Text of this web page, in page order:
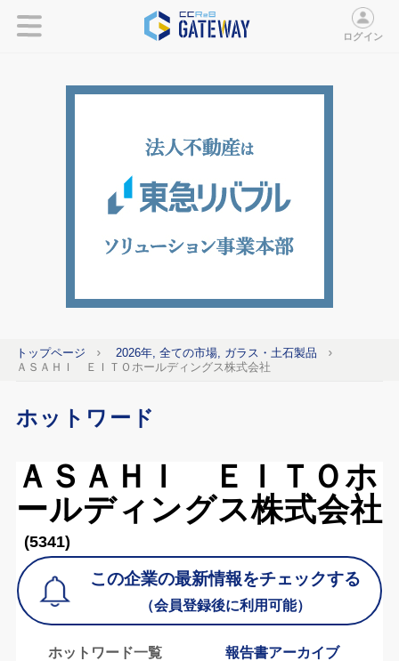
ログイン
トップページ
2026年, 全ての市場, ガラス・土石製品
ＡＳＡＨＩ ＥＩＴＯホールディングス株式会社
ホットワード
ＡＳＡＨＩ ＥＩＴＯホ
ールディングス株式会社
(5341)
この企業の最新情報をチェックする
（会員登録後に利用可能）
ホットワード一覧 報告書アーカイブ